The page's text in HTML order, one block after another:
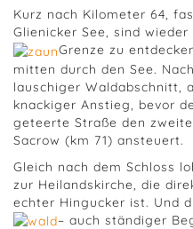
Kurz nach Kilometer 64,
Glienicker See, sind
Grenze zu
mitten durch den See.
lauschiger Waldabschnitt,
knackiger Anstieg, bevor
geteerte Straße den
Sacrow (km 71) ansteuert.
Gleich nach dem Schloss
zur Heilandskirche, die
echter Hingucker ist. Und
– auch ständiger